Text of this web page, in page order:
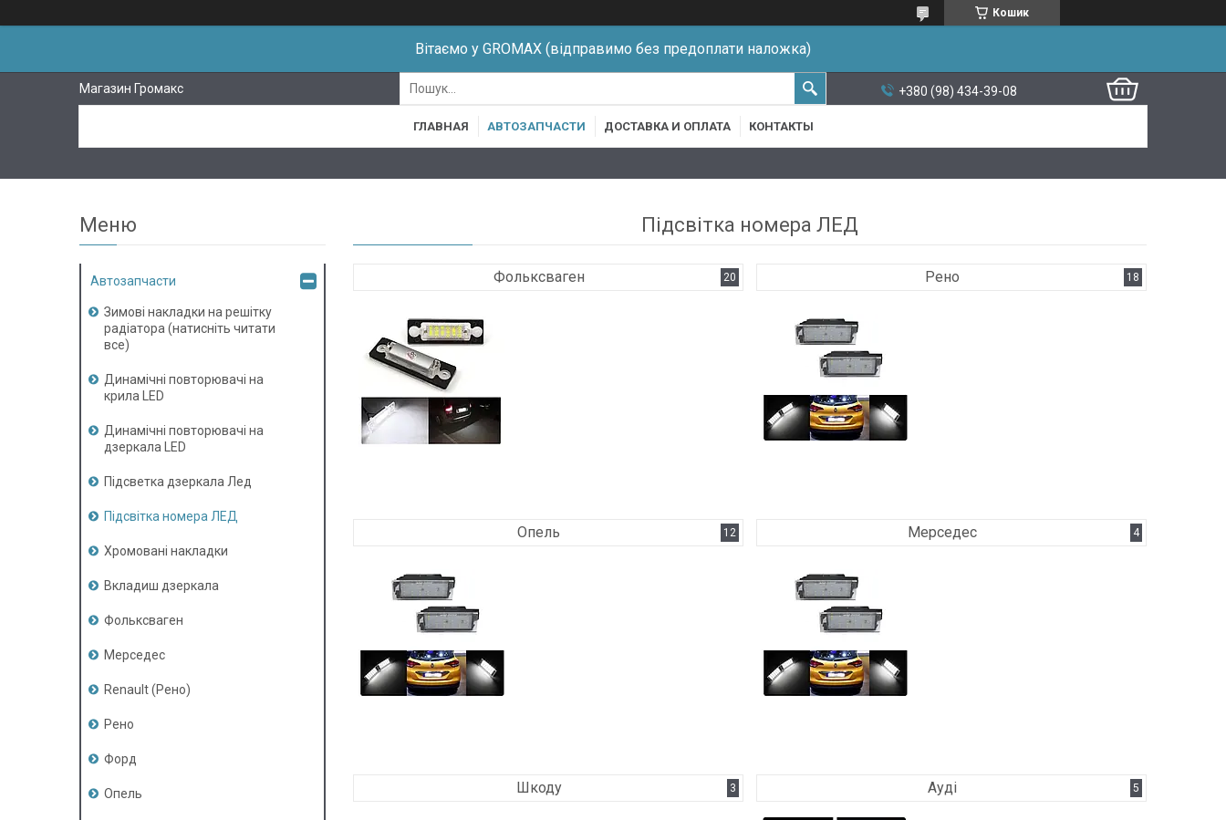
Кошик
Вітаємо у GROMAX (відправимо без предоплати наложка)
Магазин Громакс +380 (98) 434-39-08
ГЛАВНАЯ АВТОЗАПЧАСТИ ДОСТАВКА И ОПЛАТА КОНТАКТЫ
Підсвітка номера ЛЕД
Фольксваген 20 Рено 18
Опель 12 Мерседес 4
Шкоду 3 Ауді 5
Автозапчасти
Зимові накладки на решітку
радіатора (натисніть читати
все)
Динамічні повторювачі на
крила LED
Динамічні повторювачі на
дзеркала LED
Підсветка дзеркала Лед
Підсвітка номера ЛЕД
Хромовані накладки
Вкладиш дзеркала
Фольксваген
Мерседес
Renault (Рено)
Рено
Форд
Опель